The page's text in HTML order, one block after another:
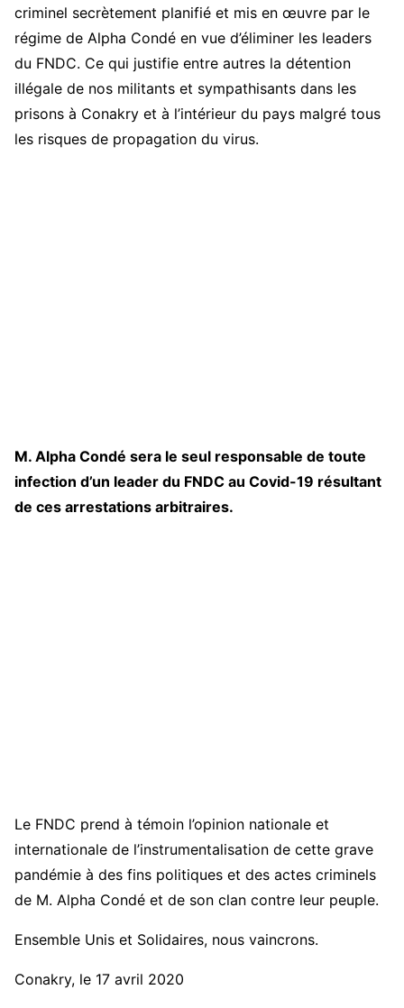
criminel secrètement planifié et mis en œuvre par le
régime de Alpha Condé en vue d’éliminer les leaders
du FNDC. Ce qui justifie entre autres la détention
illégale de nos militants et sympathisants dans les
prisons à Conakry et à l’intérieur du pays malgré tous
les risques de propagation du virus.
M. Alpha Condé sera le seul responsable de toute
infection d’un leader du FNDC au Covid-19 résultant
de ces arrestations arbitraires.
Le FNDC prend à témoin l’opinion nationale et
internationale de l’instrumentalisation de cette grave
pandémie à des fins politiques et des actes criminels
de M. Alpha Condé et de son clan contre leur peuple.
Ensemble Unis et Solidaires, nous vaincrons.
Conakry, le 17 avril 2020